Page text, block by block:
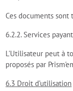
Ces documents sont
6.2.2. Services
L'Utilisateur peut à
proposés par
6.3 Droit d’utilisation